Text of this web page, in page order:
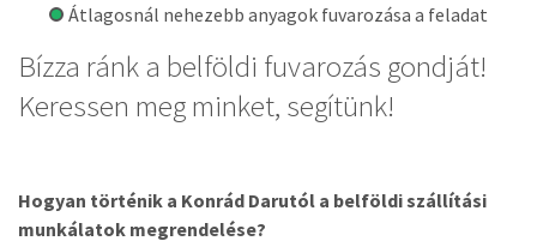
Átlagosnál nehezebb anyagok fuvarozása a feladat
Bízza ránk a belföldi fuvarozás gondját!
Keressen meg minket, segítünk!
Hogyan történik a Konrád Darutól a belföldi szállítási
munkálatok megrendelése?